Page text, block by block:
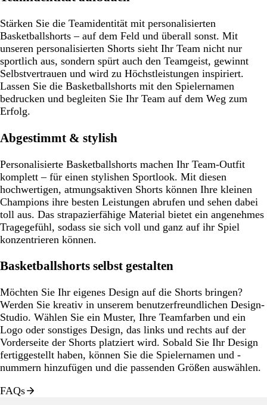
Stärken Sie die Teamidentität mit personalisierten
Basketballshorts – auf dem Feld und überall sonst. Mit
unseren personalisierten Shorts sieht Ihr Team nicht nur
sportlich aus, sondern spürt auch den Teamgeist, gewinnt
Selbstvertrauen und wird zu Höchstleistungen inspiriert.
Lassen Sie die Basketballshorts mit den Spielernamen
bedrucken und begleiten Sie Ihr Team auf dem Weg zum
Erfolg.
Abgestimmt & stylish
Personalisierte Basketballshorts machen Ihr Team-Outfit
komplett – für einen stylishen Sportlook. Mit diesen
hochwertigen, atmungsaktiven Shorts können Ihre kleinen
Champions ihre besten Leistungen abrufen und sehen dabei
toll aus. Das strapazierfähige Material bietet ein angenehmes
Tragegefühl, sodass sie sich voll und ganz auf ihr Spiel
konzentrieren können.
Basketballshorts selbst gestalten
Möchten Sie Ihr eigenes Design auf die Shorts bringen?
Werden Sie kreativ in unserem benutzerfreundlichen Design-
Studio. Wählen Sie ein Muster, Ihre Teamfarben und ein
Logo oder sonstiges Design, das links und rechts auf der
Vorderseite der Shorts platziert wird. Sobald Sie Ihr Design
fertiggestellt haben, können Sie die Spielernamen und -
nummern hinzufügen und die passenden Größen auswählen.
FAQs